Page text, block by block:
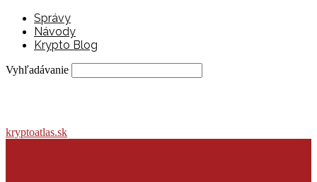
Správy
Návody
Krypto Blog
Vyhľadávanie
kryptoatlas.sk